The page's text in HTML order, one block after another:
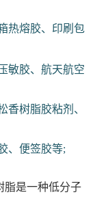
热熔胶、印刷包
敏胶、航天航空
香树脂胶粘剂、
、便签胶等;
脂是一种低分子